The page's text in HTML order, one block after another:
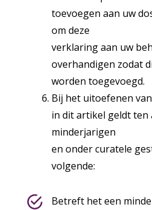
toevoegen aan uw
om deze
verklaring aan uw
overhandigen zodat
worden toegevoegd.
Bij het uitoefenen
in dit artikel geldt ten
minderjarigen
en onder curatele
volgende:
Betreft het een